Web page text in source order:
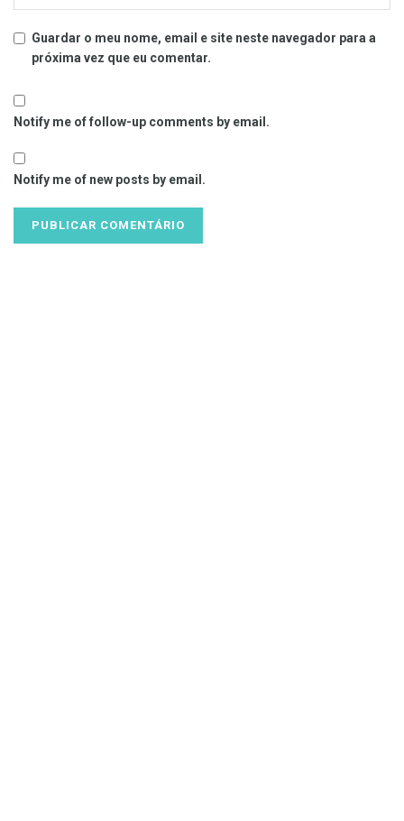
Guardar o meu nome, email e site neste navegador para a
próxima vez que eu comentar.
Notify me of follow-up comments by email.
Notify me of new posts by email.